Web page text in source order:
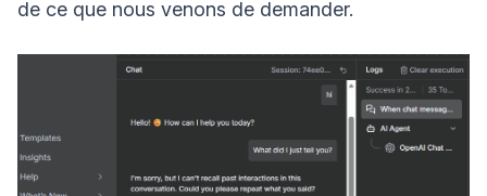
de ce que nous venons de demander.